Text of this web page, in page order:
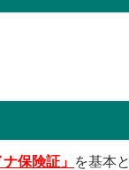
保険証」 を基本